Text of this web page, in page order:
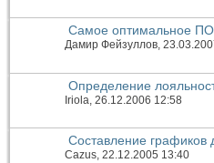
Самое оптимальное
Дамир Фейзуллов,
Определение
Iriola , 26.12.2006 12:58
Составление графиков
Cazus, 22.12.2005 13:40